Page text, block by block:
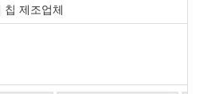
칩 제조업체